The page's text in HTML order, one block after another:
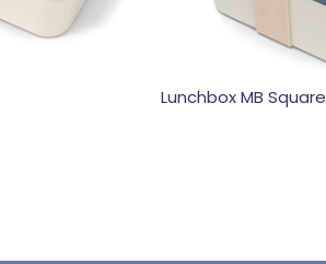
Lunchbox MB Square